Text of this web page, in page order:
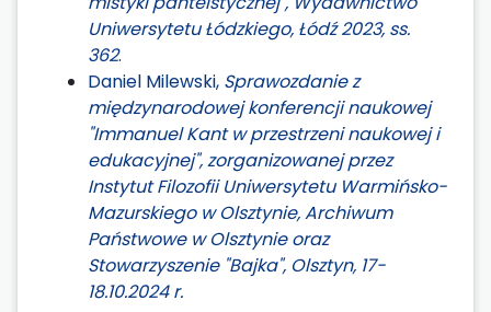
Uniwersytetu Łódzkiego, Łódź 2023, ss.
362.
Daniel Milewski, Sprawozdanie z
międzynarodowej konferencji naukowej
"Immanuel Kant w przestrzeni naukowej i
edukacyjnej", zorganizowanej przez
Instytut Filozofii Uniwersytetu Warmińsko-
Mazurskiego w Olsztynie, Archiwum
Państwowe w Olsztynie oraz
Stowarzyszenie "Bajka", Olsztyn, 17-
18.10.2024 r.